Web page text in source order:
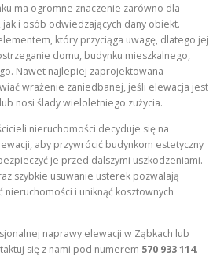
ma ogromne znaczenie zarówno dla
jak i osób odwiedzających dany obiekt.
który przyciąga uwagę, dlatego jej
domu, budynku mieszkalnego,
Nawet najlepiej zaprojektowana
wrażenie zaniedbanej, jeśli elewacja jest
nosi ślady wieloletniego zużycia.
nieruchomości decyduje się na
aby przywrócić budynkom estetyczny
je przed dalszymi uszkodzeniami.
szybkie usuwanie usterek pozwalają
nieruchomości i uniknąć kosztownych
naprawy elewacji w Ząbkach lub
się z nami pod numerem 570 933 114.